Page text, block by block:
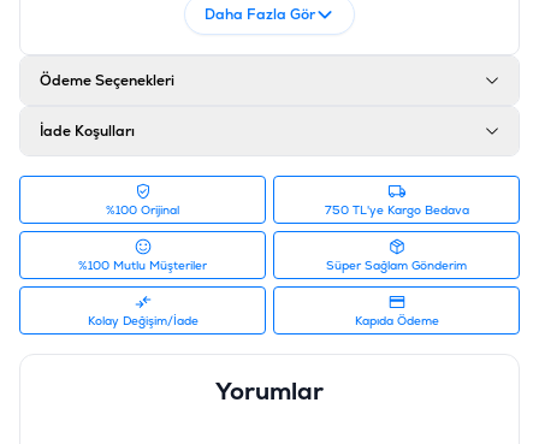
Daha Fazla Gör
Ödeme Seçenekleri
İade Koşulları
%100 Orijinal 750 TL'ye Kargo Bedava
%100 Mutlu Müşteriler Süper Sağlam Gönderim
Kolay Değişim/İade Kapıda Ödeme
Yorumlar